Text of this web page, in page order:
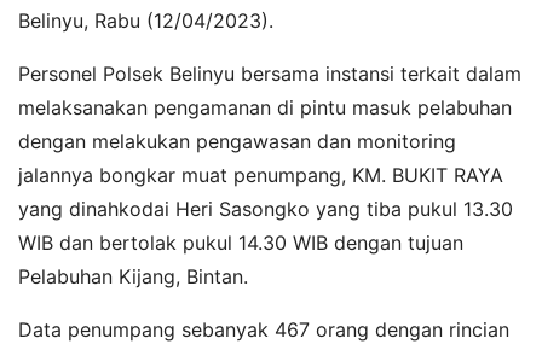
Belinyu, Rabu (12/04/2023).
Personel Polsek Belinyu bersama instansi terkait dalam
melaksanakan pengamanan di pintu masuk pelabuhan
dengan melakukan pengawasan dan monitoring
jalannya bongkar muat penumpang, KM. BUKIT RAYA
yang dinahkodai Heri Sasongko yang tiba pukul 13.30
WIB dan bertolak pukul 14.30 WIB dengan tujuan
Pelabuhan Kijang, Bintan.
Data penumpang sebanyak 467 orang dengan rincian